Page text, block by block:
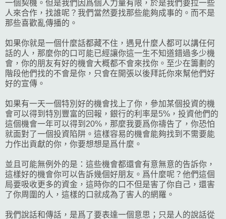
一個契機。但是我們因爲個人力量有限，於是我們要拉一些
人來合作，找誰呢？我們當然要找那些能夠成事的。而不是
那些喜歡亂傳播的。
如果你就是一個什麼話都藏不住，遇見什麼人都可以講任何
話的人，那麼你的口可能已經讓你這一生不知道錯過多少機
會，你的朋友有好的機會大概都不會來找你。至少在籌劃的
階段他們找的不會是你，只會在開張以後拜託你來幫他們好
好的宣傳。
如果有一天一個特別好的機會找上了你，參加某個投資的機
會可以得到特別豐富的回報，銀行的利率是5%，投資他們的
這個機會一年可以得到20%，那麼我要爲你禱告了，你恐怕
就面對了一個投資陷阱。這樣容易的機會能夠找到不需要能
力作出貢獻的你，你要想想是爲什麼。
並且可能無例外的是：這些機會都還會有意無意的告訴你，
這樣好的機會你可以告訴幾個好朋友。爲什麼呢？他們這個
局要吸收更多的資金，這時你的口不但是害了你自己，還害
了你周圍的人，這樣的口就成為了害人的網羅。
我們說話和傳話，是爲了要表達一個意思；只是人的說話從